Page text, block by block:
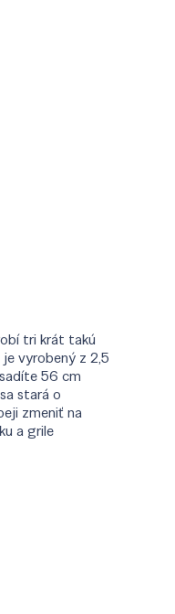
tri krát takú
vyrobený z 2,5
56 cm
stará o
zmeniť na
a grile